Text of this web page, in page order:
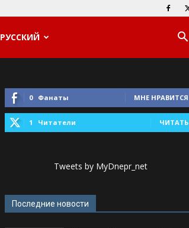
РУССКИЙ
0 Фанаты МНЕ НРАВИТСЯ
1 Читатели ЧИТАТЬ
Tweets by MyDnepr_net
Последние новости